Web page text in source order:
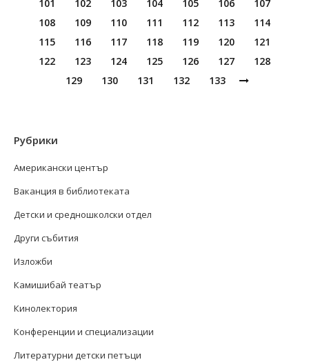
101 102 103 104 105 106
107
108
109 110 111 112 113
114
115
116 117 118 119 120
121
122
123 124 125 126 127
128
129
130 131 132 133
Рубрики
Американски център
Ваканция в библиотеката
Детски и средношколски отдел
Други събития
Изложби
Камишибай театър
Кинолектория
Конференции и специализации
Литературни детски петъци